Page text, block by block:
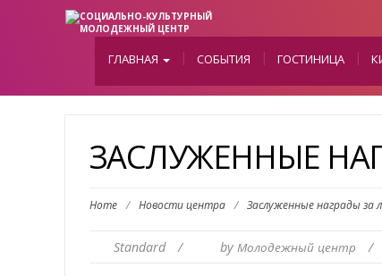
ГЛАВНАЯ СОБЫТИЯ ГОСТИНИЦА
ЗАСЛУЖЕННЫЕ
Home / Новости центра / Заслуженные награды за
Standard / byМолодежный центр /